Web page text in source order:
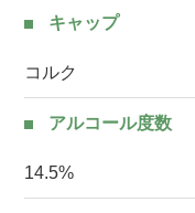
キャップ
コルク
アルコール度数
14.5%